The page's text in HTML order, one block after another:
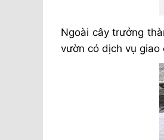
Ngoài cây trưởng
vườn có dịch vụ giao